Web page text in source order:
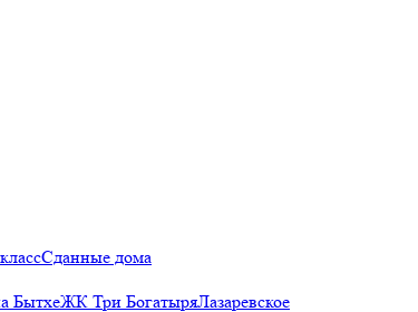
Сданные дома
БытхеЖК Три БогатыряЛазаревское